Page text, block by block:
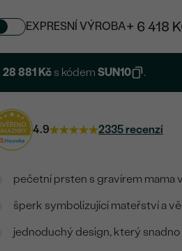
EXPRESNÍ VÝROBA+ 6 418
28 881 Kč s kódemSUN10 .
4.9 2335 recenzí
pečetní prsten s gravírem mama
šperk symbolizující mateřství a
jednoduchý design, který